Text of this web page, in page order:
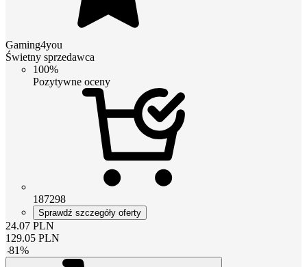
Gaming4you
Świetny sprzedawca
100%
Pozytywne oceny
187298
Sprawdź szczegóły oferty
24.07 PLN
129.05 PLN
-81%